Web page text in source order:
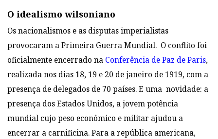
O idealismo wilsoniano
Os nacionalismos e as disputas imperialistas
provocaram a Primeira Guerra Mundial. O conflito foi
oficialmente encerrado na Conferência de Paz de Paris,
realizada nos dias 18, 19 e 20 de janeiro de 1919, com a
presença de delegados de 70 países. E uma novidade: a
presença dos Estados Unidos, a jovem potência
mundial cujo peso econômico e militar ajudou a
encerrar a carnificina. Para a república americana,